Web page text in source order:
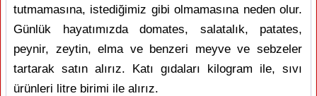
tutmamasına, istediğimiz gibi olmamasına neden olur.
Günlük hayatımızda domates, salatalık, patates,
peynir, zeytin, elma ve benzeri meyve ve sebzeler
tartarak satın alırız. Katı gıdaları kilogram ile, sıvı
ürünleri litre birimi ile alırız.